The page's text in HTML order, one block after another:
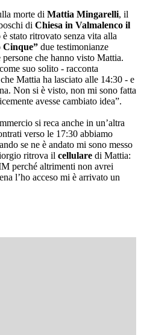
morte di Mattia Mingarelli, il
di Chiesa in Valmalenco il
stato ritrovato senza vita alla
Cinque” due testimonianze
che hanno visto Mattia.
suo solito - racconta
Mattia ha lasciato alle 14:30 - e
Non si è visto, non mi sono fatta
avesse cambiato idea”.
si reca anche in un’altra
verso le 17:30 abbiamo
se ne è andato mi sono messo
ritrova il cellulare di Mattia:
perché altrimenti non avrei
l’ho acceso mi è arrivato un